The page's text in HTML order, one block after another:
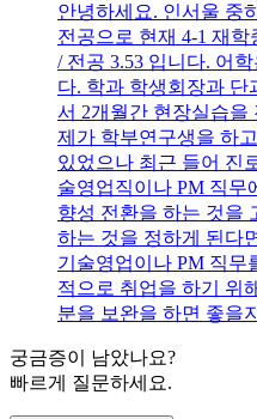
안녕하세요. 인서울 중
전공으로 현재 4-1 재
/ 전공 3.53 입니다. 어
다. 학과 학생회장과 단
서 2개월간 현장실습을
제가 학부연구생을 하
있었으나 최근 들어 진
술영업직이나 PM 직무
향성 전환을 하는 것을
하는 것을 정하게 된다
기술영업이나 PM 직무
적으로 취업을 하기 위
분을 보완을 하면 좋을
궁금증이 남았나요?
빠르게 질문하세요.